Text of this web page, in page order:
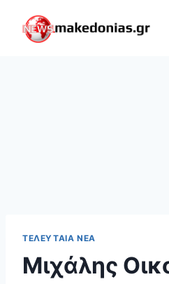
content
ΤΕΛΕΥΤΑΊΑ ΝΈΑ
Μιχάλης